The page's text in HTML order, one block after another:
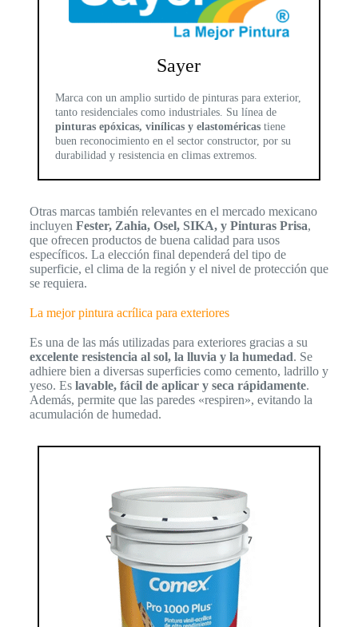
Sayer
Marca con un amplio surtido de pinturas para exterior,
tanto residenciales como industriales. Su línea de
pinturas epóxicas, vinílicas y elastoméricastiene
buen reconocimiento en el sector constructor, por su
durabilidad y resistencia en climas extremos.
Otras marcas también relevantes en el mercado mexicano
incluyen Fester, Zahia, Osel, SIKA, y Pinturas Prisa,
que ofrecen productos de buena calidad para usos
específicos. La elección final dependerá del tipo de
superficie, el clima de la región y el nivel de protección que
se requiera.
La mejor pintura acrílica para exteriores
Es una de las más utilizadas para exteriores gracias a su
excelente resistencia al sol, la lluvia y la humedad. Se
adhiere bien a diversas superficies como cemento, ladrillo y
yeso. Es lavable, fácil de aplicar y seca rápidamente.
Además, permite que las paredes «respiren», evitando la
acumulación de humedad.